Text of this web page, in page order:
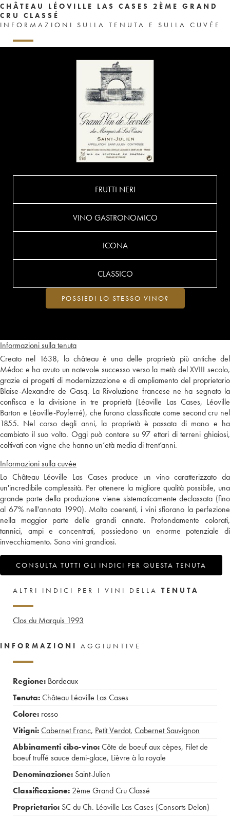
CHÂTEAU LÉOVILLE LAS CASES 2ÈME GRAND
CRU CLASSÉ
INFORMAZIONI SULLA TENUTA E SULLA CUVÉE
Informazioni sulla tenuta
Creato nel 1638, lo château è una delle proprietà più antiche del
Médoc e ha avuto un notevole successo verso la metà del XVIII secolo,
grazie ai progetti di modernizzazione e di ampliamento del proprietario
Blaise-Alexandre de Gasq. La Rivoluzione francese ne ha segnato la
confisca e la divisione in tre proprietà (Léoville Las Cases, Léoville
Barton e Léoville-Poyferré), che furono classificate come second cru nel
1855. Nel corso degli anni, la proprietà è passata di mano e ha
cambiato il suo volto. Oggi può contare su 97 ettari di terreni ghiaiosi,
coltivati con vigne che hanno un’età media di trent’anni.
Informazioni sulla cuvée
Lo Château Léoville Las Cases produce un vino caratterizzato da
un'incredibile complessità. Per ottenere la migliore qualità possibile, una
grande parte della produzione viene sistematicamente declassata (fino
al 67% nell'annata 1990). Molto coerenti, i vini sfiorano la perfezione
nella maggior parte delle grandi annate. Profondamente colorati,
tannici, ampi e concentrati, possiedono un enorme potenziale di
invecchiamento. Sono vini grandiosi.
CONSULTA TUTTI GLI INDICI PER QUESTA TENUTA
FRUTTI NERI
VINO GASTRONOMICO
ICONA
CLASSICO
POSSIEDI LO STESSO VINO?
ALTRI INDICI PER I VINI DELLA TENUTA
Clos du Marquis 1993
INFORMAZIONI AGGIUNTIVE
Regione: Bordeaux
Tenuta:Château Léoville Las Cases
Colore: rosso
Vitigni:Cabernet Franc, Petit Verdot, Cabernet Sauvignon
Abbinamenti cibo-vino:Côte de boeuf aux cèpes, Filet de
boeuf truffé sauce demi-glace, Lièvre à la royale
Denominazione: Saint-Julien
Classificazione: 2ème Grand Cru Classé
Proprietario: SC du Ch. Léoville Las Cases (Consorts Delon)